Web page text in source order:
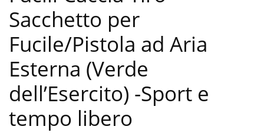
Sacchetto per
Fucile/Pistola ad Aria
Esterna (Verde
dell’Esercito) -Sport e
tempo libero